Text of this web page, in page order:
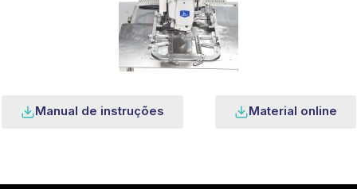
Manual de instruções Material online